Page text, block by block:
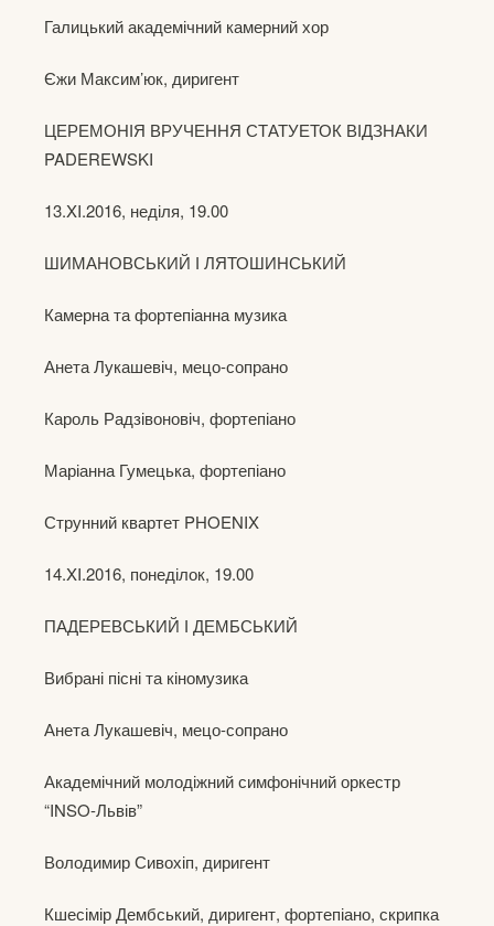
Галицький академічний камерний хор
Єжи Максим’юк, диригент
ЦЕРЕМОНІЯ ВРУЧЕННЯ СТАТУЕТОК ВІДЗНАКИ
PADEREWSKI
13.XI.2016, неділя, 19.00
ШИМАНОВСЬКИЙ І ЛЯТОШИНСЬКИЙ
Камерна та фортепіанна музика
Анета Лукашевіч, мецо-сопрано
Кароль Радзівоновіч, фортепіано
Маріанна Гумецька, фортепіано
Струнний квартет PHOENIX
14.XI.2016, понеділок, 19.00
ПАДЕРЕВСЬКИЙ І ДЕМБСЬКИЙ
Вибрані пісні та кіномузика
Анета Лукашевіч, мецо-сопрано
Академічний молодіжний симфонічний оркестр
“INSO-Львів”
Володимир Сивохіп, диригент
Кшесімір Дембський, диригент, фортепіано, скрипка